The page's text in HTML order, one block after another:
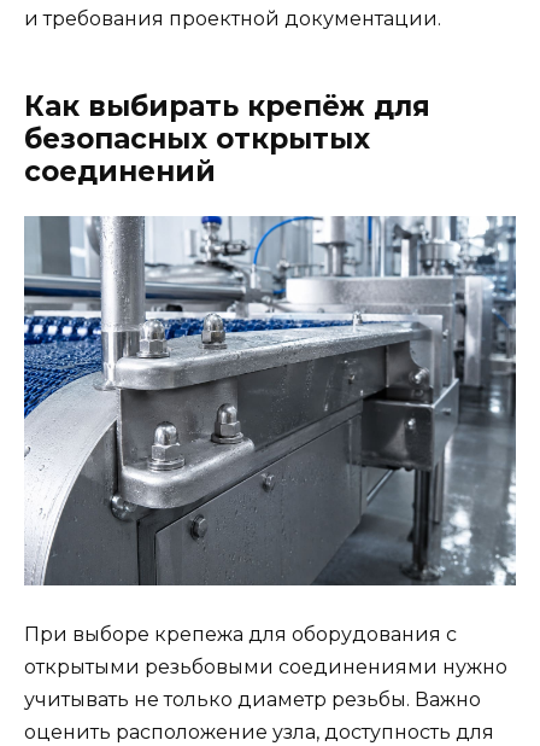
и требования проектной документации.
Как выбирать крепёж для
безопасных открытых
соединений
При выборе крепежа для оборудования с
открытыми резьбовыми соединениями нужно
учитывать не только диаметр резьбы. Важно
оценить расположение узла, доступность для